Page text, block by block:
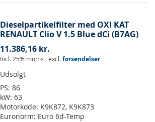
Dieselpartikelfilter med OXI KAT
RENAULT Clio V 1.5 Blue dCi (B7AG)
11.386,16 kr.
Incl. 25% moms , excl.forsendelser
Udsolgt
PS: 86
kW: 63
Motorkode: K9K872, K9K873
Euronorm: Euro 6d-Temp